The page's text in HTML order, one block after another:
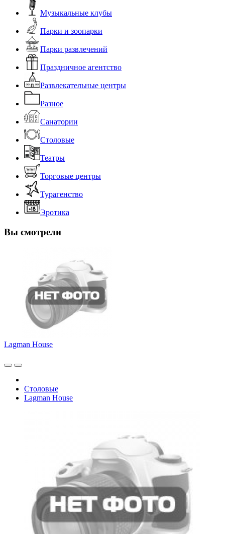
Музыкальные клубы
Парки и зоопарки
Парки развлечений
Праздничное агентство
Развлекательные центры
Разное
Санатории
Столовые
Театры
Торговые центры
Турагенство
Эротика
Вы смотрели
Lagman House
Столовые
Lagman House